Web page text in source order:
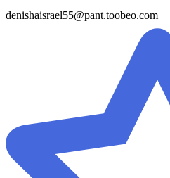
denishaisrael55@pant.toobeo.com